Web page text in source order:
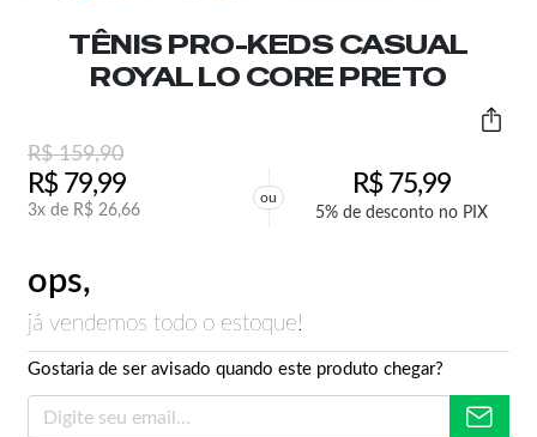
TÊNIS PRO-KEDS CASUAL
ROYAL LO CORE PRETO
R$159,90
R$79,99
3x de R$ 26,66
ou R$75,99
5% de desconto no PIX
ops,
já vendemos todo o estoque!
Gostaria de ser avisado quando este produto chegar?